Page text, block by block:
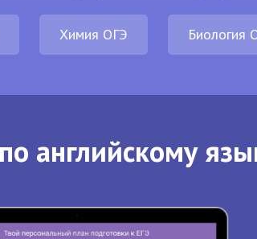
Химия ОГЭ Биология
английскому